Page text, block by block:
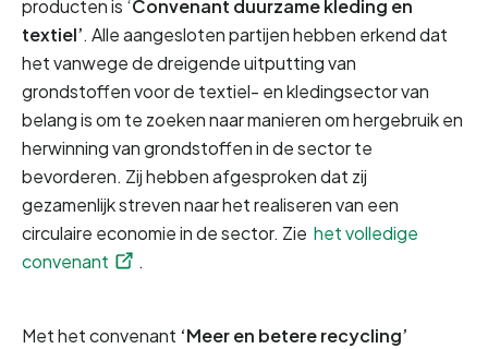
producten is ‘Convenant duurzame kleding en
textiel’. Alle aangesloten partijen hebben erkend dat
het vanwege de dreigende uitputting van
grondstoffen voor de textiel- en kledingsector van
belang is om te zoeken naar manieren om hergebruik en
herwinning van grondstoffen in de sector te
bevorderen. Zij hebben afgesproken dat zij
gezamenlijk streven naar het realiseren van een
circulaire economie in de sector. Zie het volledige
convenant
.
Met het convenant ‘Meer en betere recycling’